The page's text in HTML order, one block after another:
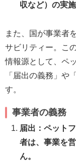
収など）の実施
また、国が事業者
サビリティー。こ
情報源として、ペ
「届出の義務」や
す。
事業者の義務
届出：ペット
者は、事業を
ん。